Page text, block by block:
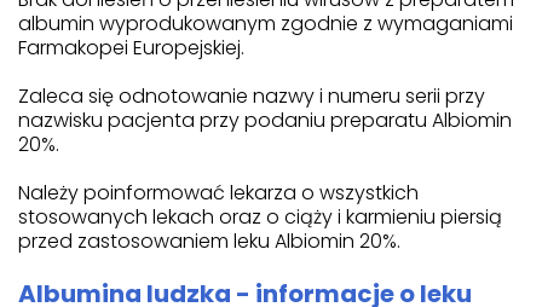
albumin wyprodukowanym zgodnie z wymaganiami
Farmakopei Europejskiej.
Zaleca się odnotowanie nazwy i numeru serii przy
nazwisku pacjenta przy podaniu preparatu Albiomin
20%.
Należy poinformować lekarza o wszystkich
stosowanych lekach oraz o ciąży i karmieniu piersią
przed zastosowaniem leku Albiomin 20%.
Albumina ludzka - informacje o leku